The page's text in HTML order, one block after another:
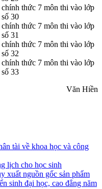
Văn Hiền
tài về khoa học và công
lịch cho học sinh
xuất nguồn gốc sản phẩm
sinh đại học, cao đẳng năm